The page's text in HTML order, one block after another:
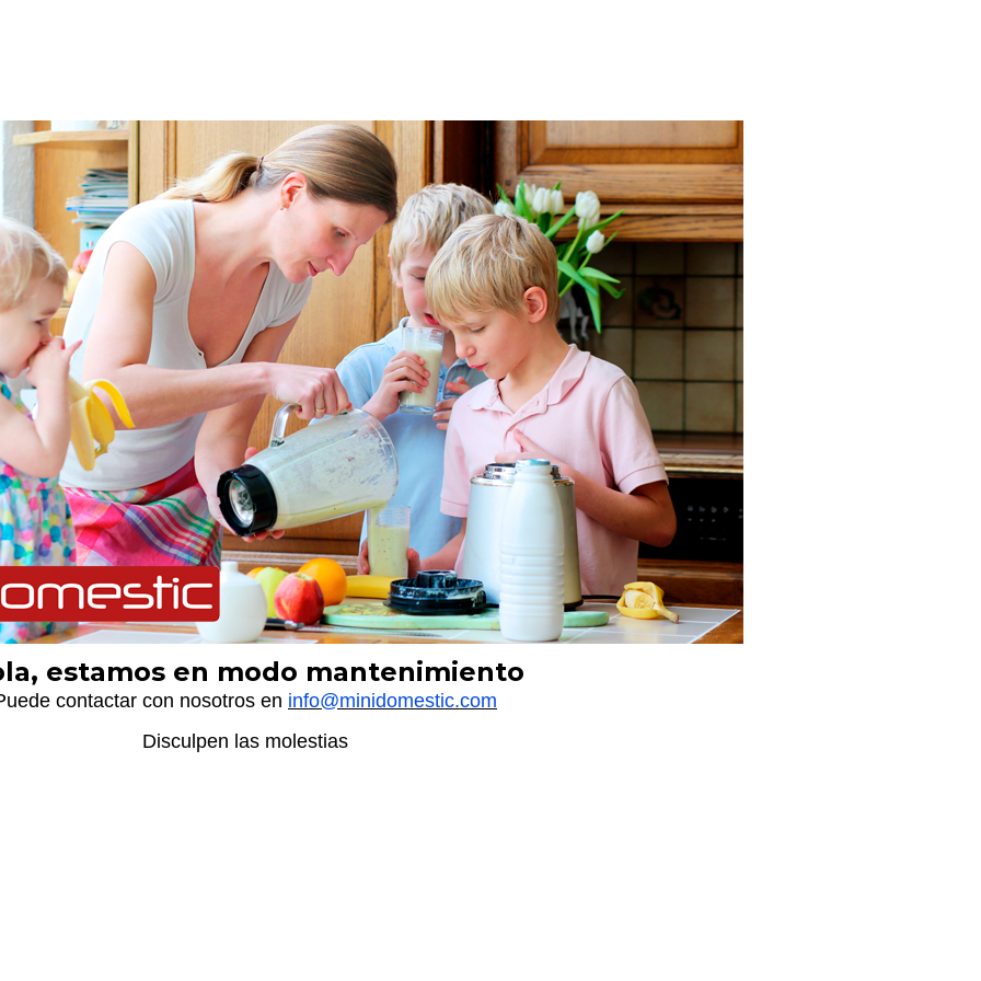
estamos en modo mantenimiento
contactar con nosotros en info@minidomestic.com
Disculpen las molestias